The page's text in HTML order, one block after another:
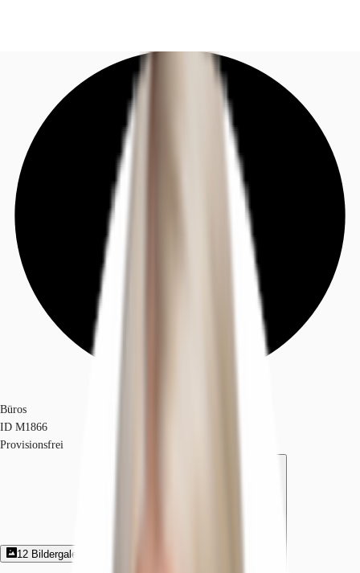
Investieren
Marktinformationen
Coworking
Ihre Ansprechpartner
Jetzt anrufen Kontaktieren Sie uns
Büros
ID M1866
Provisionsfrei
12 Bildergalerie